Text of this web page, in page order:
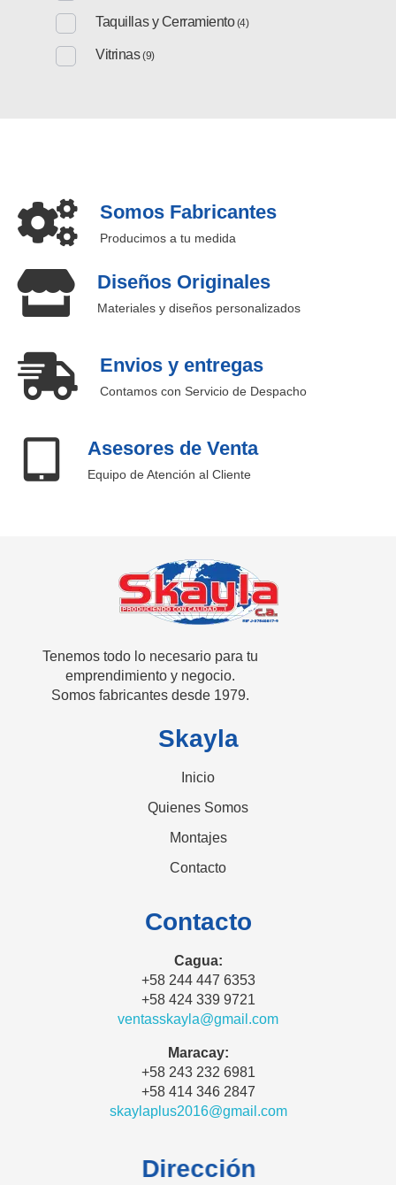
Taquillas y Cerramiento(4)
Vitrinas(9)
Somos Fabricantes
Producimos a tu medida
Diseños Originales
Materiales y diseños personalizados
Envios y entregas
Contamos con Servicio de Despacho
Asesores de Venta
Equipo de Atención al Cliente
Tenemos todo lo necesario para tu
emprendimiento y negocio.
Somos fabricantes desde 1979.
Skayla
Inicio
Quienes Somos
Montajes
Contacto
Contacto
Cagua:
+58 244 447 6353
+58 424 339 9721
ventasskayla@gmail.com
Maracay:
+58 243 232 6981
+58 414 346 2847
skaylaplus2016@gmail.com
Dirección